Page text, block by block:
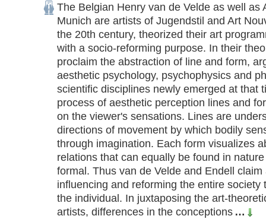
The Belgian Henry van de Velde as well as
Munich are artists of Jugendstil and Art
the 20th century, theorized their art
with a socio-reforming purpose. In their
proclaim the abstraction of line and form,
aesthetic psychology, psychophysics and
scientific disciplines newly emerged at that
process of aesthetic perception lines and
on the viewer's sensations. Lines are
directions of movement by which bodily
through imagination. Each form visualizes
relations that can equally be found in
formal. Thus van de Velde and Endell
influencing and reforming the entire society
the individual. In juxtaposing the art-
artists, differences in the conceptions …